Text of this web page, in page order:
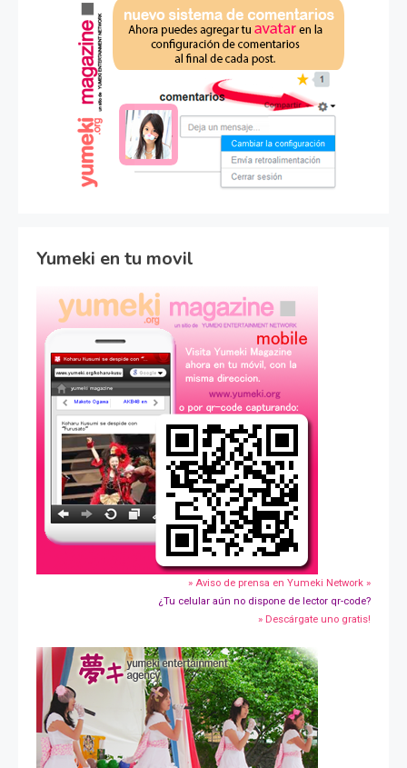
Yumeki en tu movil
» Aviso de prensa en Yumeki Network »
¿Tu celular aún no dispone de lector qr-code?
» Descárgate uno gratis!